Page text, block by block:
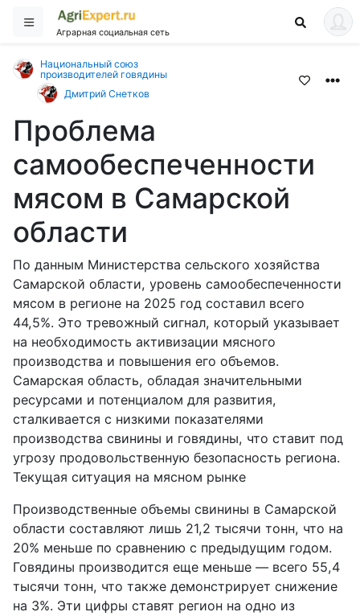
Аграрная социальная сеть
Национальный союз
производителей говядины
Дмитрий Снетков
Проблема
самообеспеченности
мясом в Самарской
области
По данным Министерства сельского хозяйства
Самарской области, уровень самообеспеченности
мясом в регионе на 2025 год составил всего
44,5%. Это тревожный сигнал, который указывает
на необходимость активизации мясного
производства и повышения его объемов.
Самарская область, обладая значительными
ресурсами и потенциалом для развития,
сталкивается с низкими показателями
производства свинины и говядины, что ставит под
угрозу продовольственную безопасность региона.
Текущая ситуация на мясном рынке
Производственные объемы свинины в Самарской
области составляют лишь 21,2 тысячи тонн, что на
20% меньше по сравнению с предыдущим годом.
Говядины производится еще меньше — всего 55,4
тысячи тонн, что также демонстрирует снижение
на 3%. Эти цифры ставят регион на одно из